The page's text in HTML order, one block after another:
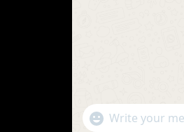
WhatsApp